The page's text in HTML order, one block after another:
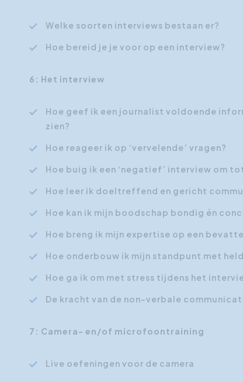
Welke soorten interviews bestaan er?
Hoe bereid je je voor op een interview?
6: Het interview
Hoe geef ik een journalist voldoende
zien?
Hoe reageer ik op ‘vervelende’ vragen?
Hoe buig ik een ‘negatief’ interview om
Hoe leer ik doeltreffend en gericht
Hoe kan ik mijn boodschap bondig én
Hoe breng ik mijn expertise op een
Hoe onderbouw ik mijn standpunt met
Hoe ga ik om met stress tijdens het
De kracht van de non-verbale
7: Camera- en/of microfoontraining
Live oefeningen voor de camera